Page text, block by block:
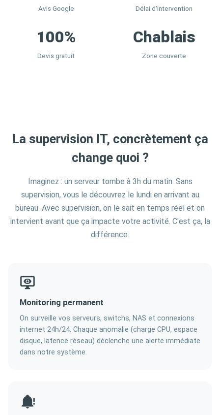
Avis Google Délai d'intervention
100%
Devis gratuit
Chablais
Zone couverte
La supervision IT, concrètement ça
change quoi ?
Imaginez : un serveur tombe à 3h du matin. Sans
supervision, vous le découvrez le lundi en arrivant au
bureau. Avec supervision, on le sait en temps réel et on
intervient avant que ça impacte votre activité. C'est ça, la
différence.
Monitoring permanent
On surveille vos serveurs, switchs, NAS et connexions
internet 24h/24. Chaque anomalie (charge CPU, espace
disque, latence réseau) déclenche une alerte immédiate
dans notre système.